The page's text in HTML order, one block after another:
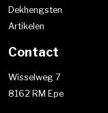
Dekhengsten
Artikelen
Contact
Wisselweg 7
8162 RM Epe